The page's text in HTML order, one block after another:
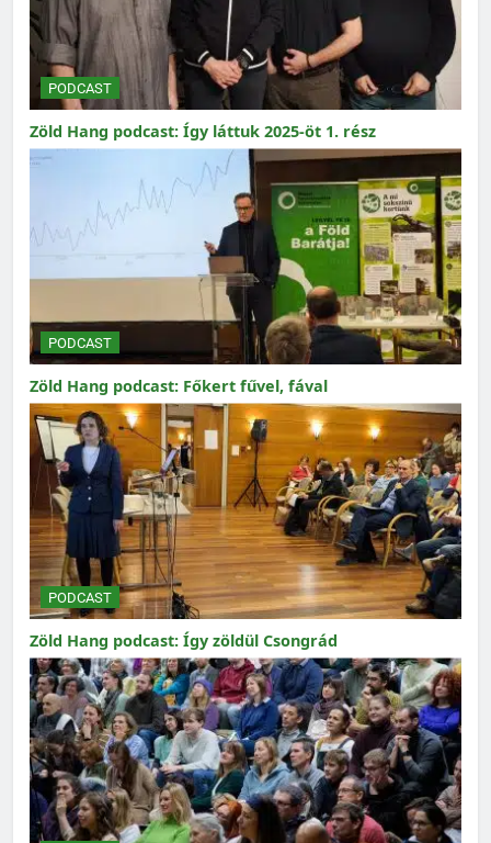
PODCAST
Zöld Hang podcast: Így láttuk 2025-öt 1. rész
PODCAST
Zöld Hang podcast: Főkert fűvel, fával
PODCAST
Zöld Hang podcast: Így zöldül Csongrád